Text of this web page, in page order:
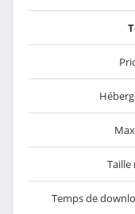
Taille
Temps de